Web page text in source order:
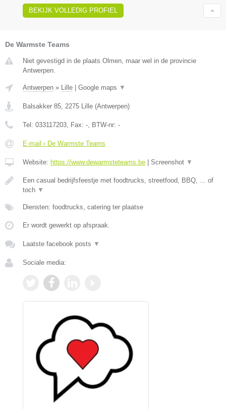
BEKIJK VOLLEDIG PROFIEL
De Warmste Teams
Niet gevestigd in de plaats Olmen, maar wel in de provincie
Antwerpen.
Antwerpen » Lille Google maps ▼
Balsakker 85, 2275 Lille (Antwerpen)
Tel: 033117203, Fax: -, BTW-nr: -
E-mail › De Warmste Teams
Website: https://www.dewarmsteteams.be Screenshot ▼
Een casual bedrijfsfeestje met foodtrucks, streetfood, BBQ, ... of
toch ▼
Diensten: foodtrucks, catering ter plaatse
Er wordt gewerkt op afspraak.
Laatste facebook posts ▼
Sociale media: